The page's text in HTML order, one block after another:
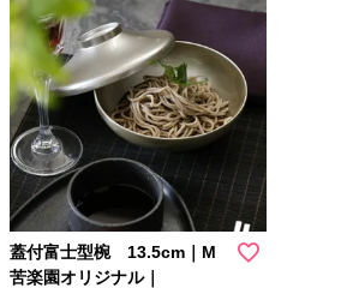
蓋付富士型椀 13.5cm｜M
苦楽園オリジナル｜